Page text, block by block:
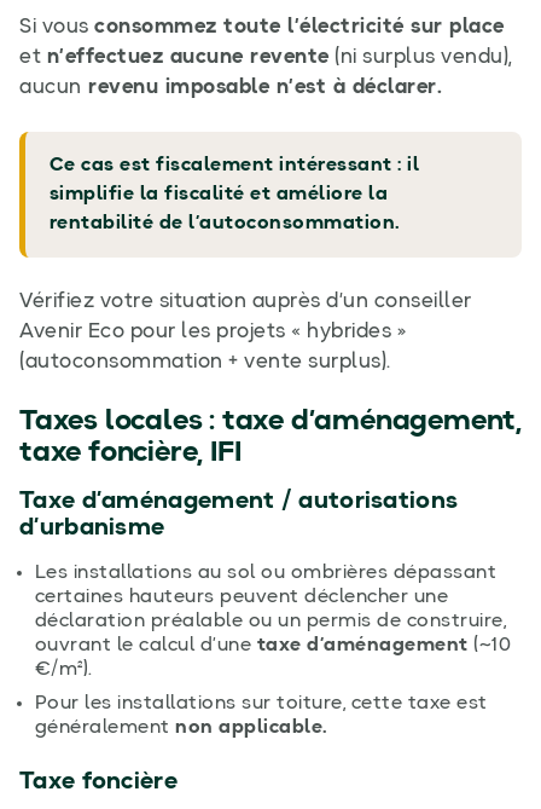
Si vous consommez toute l’électricité sur place
et n’effectuez aucune revente (ni surplus vendu),
aucun revenu imposable n’est à déclarer.
Ce cas est fiscalement intéressant : il
simplifie la fiscalité et améliore la
rentabilité de l’autoconsommation.
Vérifiez votre situation auprès d’un conseiller
Avenir Eco pour les projets « hybrides »
(autoconsommation + vente surplus).
Taxes locales : taxe d’aménagement,
taxe foncière, IFI
Taxe d’aménagement / autorisations
d’urbanisme
Les installations au sol ou ombrières dépassant
certaines hauteurs peuvent déclencher une
déclaration préalable ou un permis de construire,
ouvrant le calcul d’une taxe d’aménagement (~10
€/m²).
Pour les installations sur toiture, cette taxe est
généralementnon applicable.
Taxe foncière